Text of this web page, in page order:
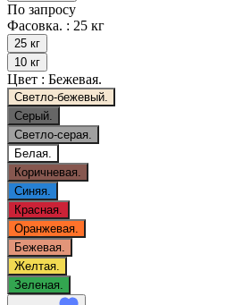
По запросу
Фасовка. : 25 кг
25 кг
10 кг
Цвет : Бежевая.
Светло-бежевый.
Серый.
Светло-серая.
Белая.
Коричневая.
Синяя.
Красная.
Оранжевая.
Бежевая.
Желтая.
Зеленая.